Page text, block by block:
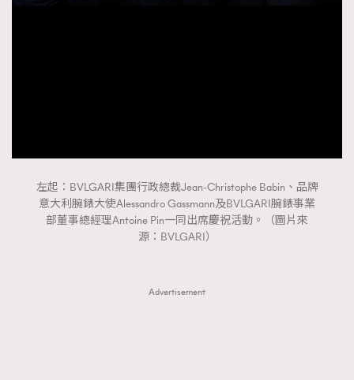
左起：BVLGARI集團行政總裁Jean-Christophe Babin、品牌
意大利腕錶大使Alessandro Gassmann及BVLGARI腕錶事業
部董事總經理Antoine Pin一同出席慶祝活動。（圖片來
源：BVLGARI）
Advertisement